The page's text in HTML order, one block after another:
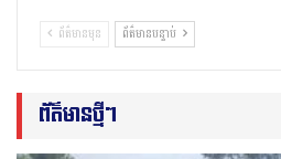
ព័ត៌មានមុន ព័ត៌មានបន្ទាប់
ព័ត៌មានថ្មីៗ